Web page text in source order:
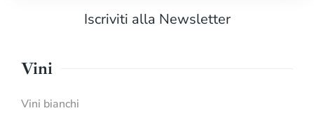
Iscriviti alla Newsletter
Vini
Vini bianchi